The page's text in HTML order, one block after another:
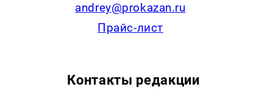
andrey@prokazan.ru
Прайс-лист
Контакты редакции